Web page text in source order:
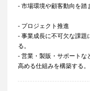
- 市場環境や顧客動向を踏
- プロジェクト推進
- 事業成長に不可欠な課題
る。
- 営業・製販・サポートな
高める仕組みを構築する。